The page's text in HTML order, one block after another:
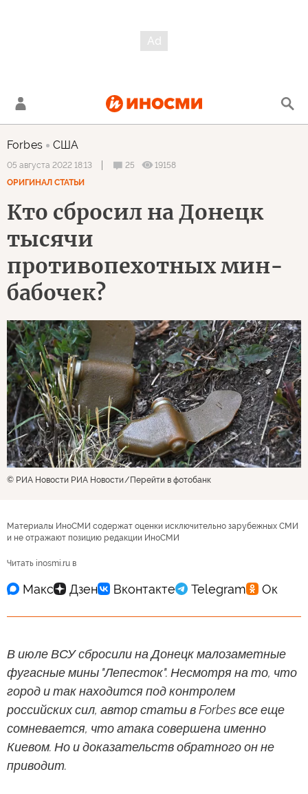
Forbes США
05 августа 2022 18:13 25
19158
ОРИГИНАЛ СТАТЬИ
Кто сбросил на Донецк
тысячи
противопехотных мин-
бабочек?
© РИА Новости РИА Новости Перейти в фотобанк
Материалы ИноСМИ содержат оценки исключительно зарубежных СМИ
и не отражают позицию редакции ИноСМИ
Читать inosmi.ru в
В июле ВСУ сбросили на Донецк малозаметные
фугасные мины "Лепесток". Несмотря на то, что
город и так находится под контролем
российских сил, автор статьи в Forbes все еще
сомневается, что атака совершена именно
Киевом. Но и доказательств обратного он не
приводит.